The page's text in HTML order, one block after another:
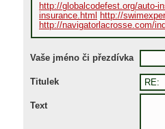
http://globalcodefest.org/auto-
insurance.html
http://
http://navigatorlacrosse.com/
Vaše jméno či přezdívka
Titulek
Text